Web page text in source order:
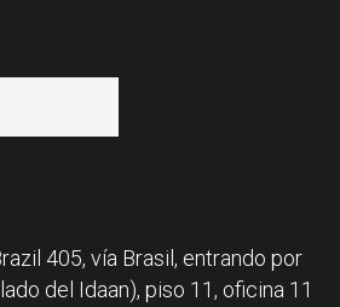
405, vía Brasil, entrando por
del Idaan), piso 11, oficina 11